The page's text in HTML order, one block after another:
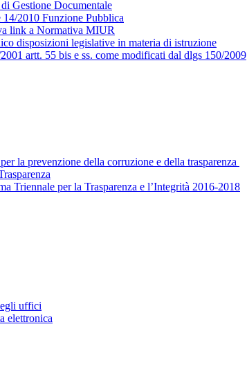
Gestione Documentale
14/2010 Funzione Pubblica
link a Normativa MIUR
disposizioni legislative in materia di istruzione
artt. 55 bis e ss. come modificati dal dlgs 150/2009
la prevenzione della corruzione e della trasparenza
Triennale per la Trasparenza e l’Integrità 2016-2018
uffici
elettronica